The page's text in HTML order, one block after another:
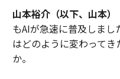
山本裕介（以下、山本）
もAIが急速に普及しま
はどのように変わって
か。